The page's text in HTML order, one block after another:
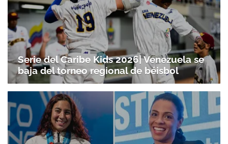
Serie del Caribe Kids 2026| Venezuela se
baja del torneo regional de béisbol